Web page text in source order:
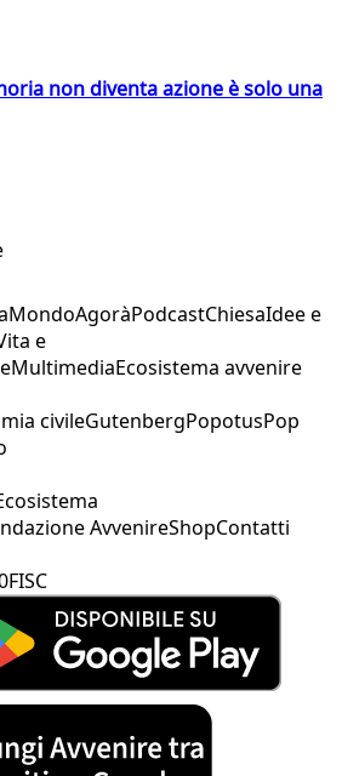
non diventa azione è solo una
MondoAgoràPodcastChiesaIdee e
e
MultimediaEcosistema avvenire
civileGutenbergPopotusPop
AvvenireShopContatti
FISC